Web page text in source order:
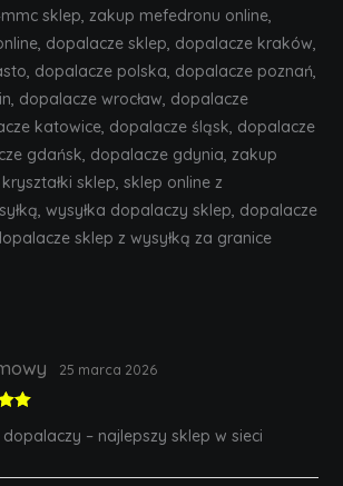
sklep, zakup mefedronu online,
dopalacze sklep, dopalacze kraków,
dopalacze polska, dopalacze poznań,
dopalacze wrocław, dopalacze
katowice, dopalacze śląsk, dopalacze
gdańsk, dopalacze gdynia, zakup
sklep, sklep online z
wysyłka dopalaczy sklep, dopalacze
sklep z wysyłką za granice
25 marca 2026
– najlepszy sklep w sieci